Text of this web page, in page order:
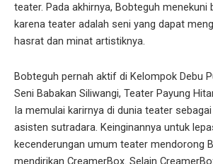
teater. Pada akhirnya, Bobteguh menekuni
karena teater adalah seni yang dapat
hasrat dan minat artistiknya.
Bobteguh pernah aktif di Kelompok Debu
Seni Babakan Siliwangi, Teater Payung
Ia memulai karirnya di dunia teater
asisten sutradara. Keinginannya untuk
kecenderungan umum teater mendorong
mendirikan CreamerBox. Selain